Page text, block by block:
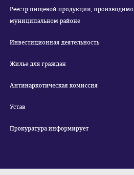
Реестр пищевой продукции,
муниципальном районе
Инвестиционная деятельность
Жилье для граждан
Антинаркотическая комиссия
Устав
Прокуратура информирует